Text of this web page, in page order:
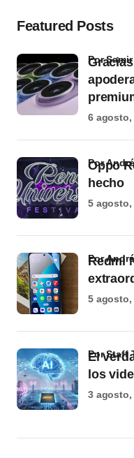
Featured Posts
por
6 agosto,
Oppo
hecho
por
5 agosto,
Redmi
por
5 agosto,
El
los
por Staff
3 agosto,